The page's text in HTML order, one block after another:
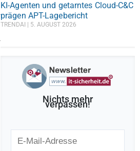
KI-Agenten und getarntes Cloud-C&C
prägen APT-Lagebericht
TRENDAI 5. AUGUST 2026
Nichts mehr
verpassen!